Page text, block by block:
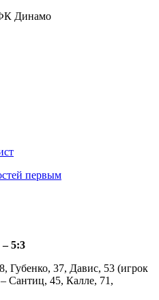
Динамо
первым
5:3
Губенко, 37, Давис, 53 (игрок
Сантиц, 45, Калле, 71,